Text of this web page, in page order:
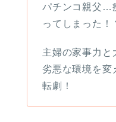
パチンコ親父…
ってしまった！
主婦の家事力と
劣悪な環境を変
転劇！